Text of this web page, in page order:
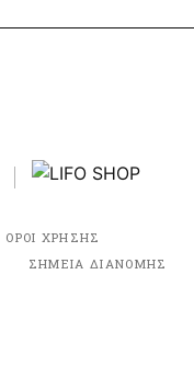
ΟΡΟΙ ΧΡΗΣΗΣ
ΣΗΜΕΙΑ ΔΙΑΝΟΜΗΣ